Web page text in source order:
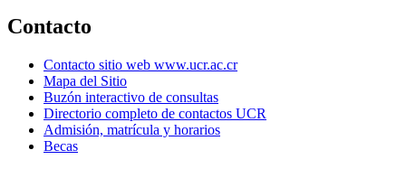
Contacto
Contacto sitio web www.ucr.ac.cr
Mapa del Sitio
Buzón interactivo de consultas
Directorio completo de contactos UCR
Admisión, matrícula y horarios
Becas